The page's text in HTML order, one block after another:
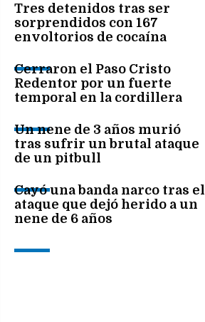
Tres detenidos tras ser
sorprendidos con 167
envoltorios de cocaína
Cerraron el Paso Cristo
Redentor por un fuerte
temporal en la cordillera
Un nene de 3 años murió
tras sufrir un brutal ataque
de un pitbull
Cayó una banda narco tras el
ataque que dejó herido a un
nene de 6 años